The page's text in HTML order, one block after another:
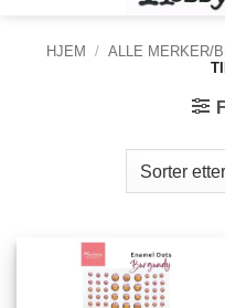
HJEM / ALLE MERKER/